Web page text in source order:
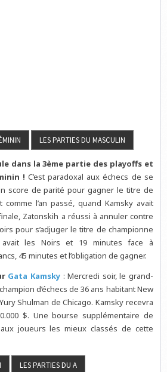
dans la 3ème partie des playoffs et
! C’est paradoxal aux échecs de se
score de parité pour gagner le titre de
comme l’an passé, quand Kamsky avait
Zatonskih a réussi à annuler contre
pour s’adjuger le titre de championne
avait les Noirs et 19 minutes face à
45 minutes et l’obligation de gagner.
Gata Kamsky : Mercredi soir, le grand-
d’échecs de 36 ans habitant New
Shulman de Chicago. Kamsky recevra
$. Une bourse supplémentaire de
joueurs les mieux classés de cette